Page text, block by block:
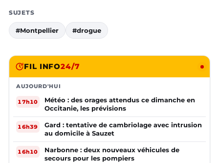
SUJETS
#Montpellier #drogue
FIL INFO24/7
AUJOURD'HUI
17h10
Météo : des orages attendus ce dimanche en
Occitanie, les prévisions
16h39
Gard : tentative de cambriolage avec intrusion
au domicile à Sauzet
16h10
Narbonne : deux nouveaux véhicules de
secours pour les pompiers